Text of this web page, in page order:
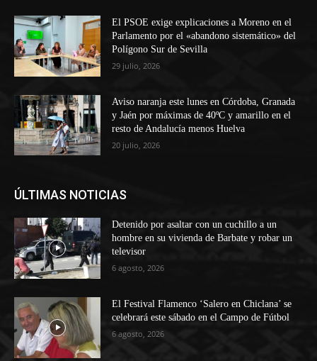
El PSOE exige explicaciones a Moreno en el
Parlamento por el «abandono sistemático» del
Polígono Sur de Sevilla
29 julio, 2026
Aviso naranja este lunes en Córdoba, Granada
y Jaén por máximas de 40ºC y amarillo en el
resto de Andalucía menos Huelva
20 julio, 2026
ÚLTIMAS NOTICIAS
Detenido por asaltar con un cuchillo a un
hombre en su vivienda de Barbate y robar un
televisor
6 agosto, 2026
El Festival Flamenco ‘Salero en Chiclana’ se
celebrará este sábado en el Campo de Fútbol
6 agosto, 2026